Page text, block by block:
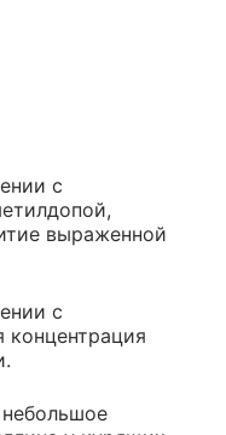
с
выраженной
с